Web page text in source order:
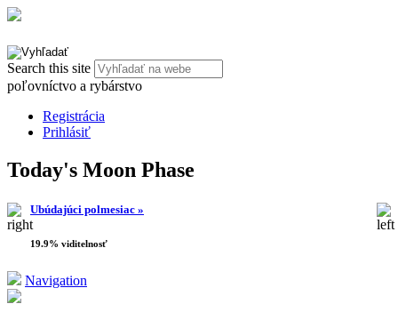
Search this site
poľovníctvo a rybárstvo
Registrácia
Prihlásiť
Today's Moon Phase
Ubúdajúci polmesiac »
19.9% viditelnosť
Navigation